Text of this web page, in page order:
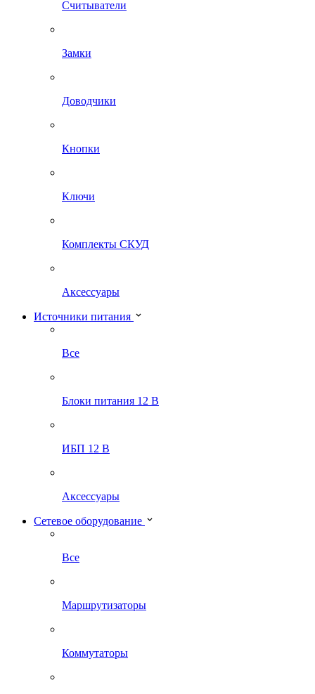
Считыватели
Замки
Доводчики
Кнопки
Ключи
Комплекты СКУД
Аксессуары
Источники питания
Все
Блоки питания 12 В
ИБП 12 В
Аксессуары
Сетевое оборудование
Все
Маршрутизаторы
Коммутаторы